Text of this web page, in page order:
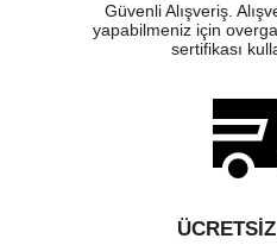
Güvenli Alışveriş.
yapabilmeniz için
sertifikası